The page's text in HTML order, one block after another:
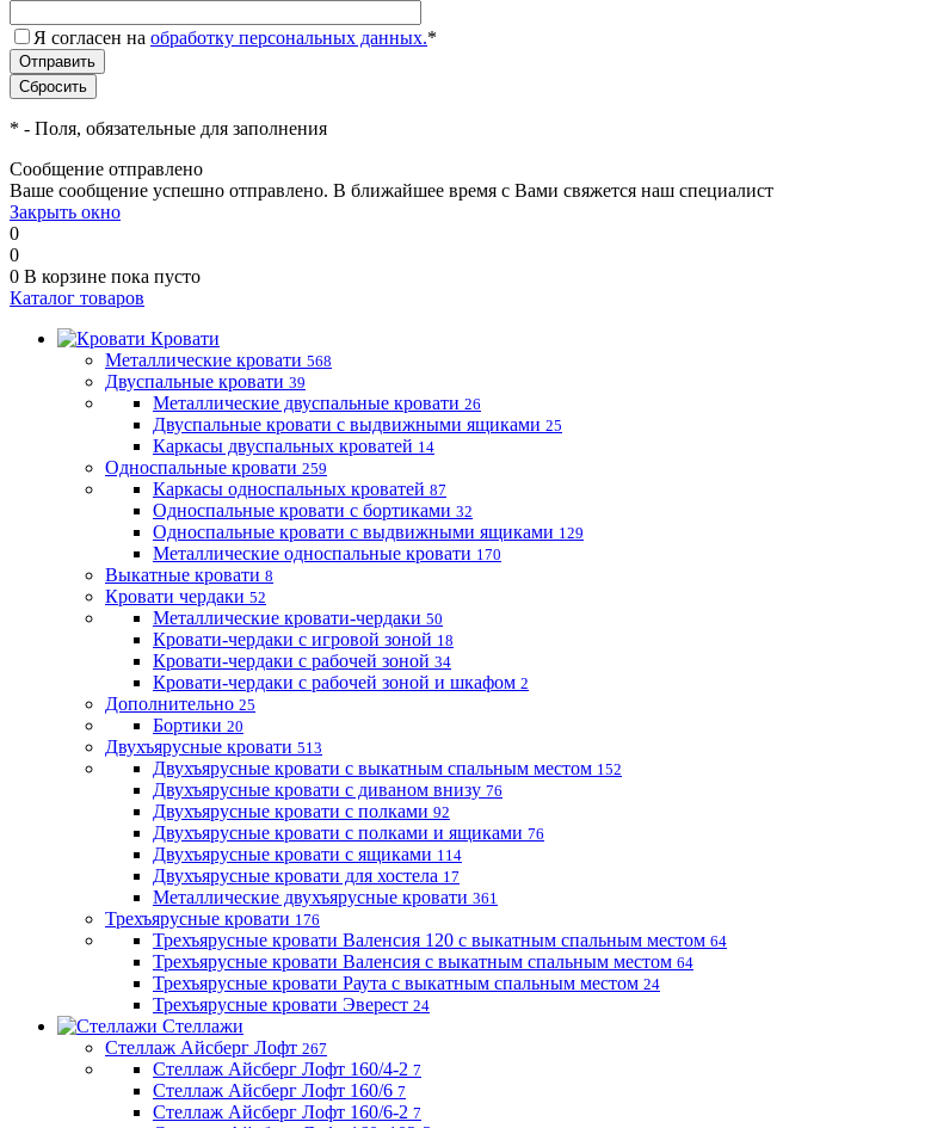
Я согласен на обработку персональных данных.*
* - Поля, обязательные для заполнения
Сообщение отправлено
Ваше сообщение успешно отправлено. В ближайшее время с Вами свяжется наш специалист
Закрыть окно
0
0
0 В корзине пока пусто
Каталог товаров
Кровати
Металлические кровати 568
Двуспальные кровати 39
Металлические двуспальные кровати 26
Двуспальные кровати с выдвижными ящиками 25
Каркасы двуспальных кроватей 14
Односпальные кровати 259
Каркасы односпальных кроватей 87
Односпальные кровати с бортиками 32
Односпальные кровати с выдвижными ящиками 129
Металлические односпальные кровати 170
Выкатные кровати 8
Кровати чердаки 52
Металлические кровати-чердаки 50
Кровати-чердаки с игровой зоной 18
Кровати-чердаки с рабочей зоной 34
Кровати-чердаки с рабочей зоной и шкафом 2
Дополнительно 25
Бортики 20
Двухъярусные кровати 513
Двухъярусные кровати с выкатным спальным местом 152
Двухъярусные кровати с диваном внизу 76
Двухъярусные кровати с полками 92
Двухъярусные кровати с полками и ящиками 76
Двухъярусные кровати с ящиками 114
Двухъярусные кровати для хостела 17
Металлические двухъярусные кровати 361
Трехъярусные кровати 176
Трехъярусные кровати Валенсия 120 с выкатным спальным местом 64
Трехъярусные кровати Валенсия с выкатным спальным местом 64
Трехъярусные кровати Раута с выкатным спальным местом 24
Трехъярусные кровати Эверест 24
Стеллажи
Стеллаж Айсберг Лофт 267
Стеллаж Айсберг Лофт 160/4-2 7
Стеллаж Айсберг Лофт 160/6 7
Стеллаж Айсберг Лофт 160/6-2 7